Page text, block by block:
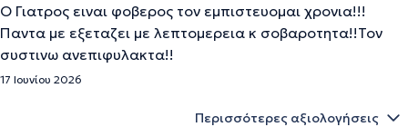
Ο Γιατρος ειναι φοβερος τον εμπιστευομαι χρονια!!!
Παντα με εξεταζει με λεπτομερεια κ σοβαροτητα!!Τον
συστινω ανεπιφυλακτα!!
17 Ιουνίου 2026
Περισσότερες αξιολογήσεις